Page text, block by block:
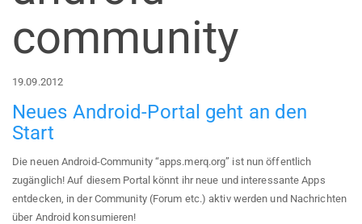
community
19.09.2012
Neues Android-Portal geht an den
Start
Die neuen Android-Community “apps.merq.org” ist nun öffentlich
zugänglich! Auf diesem Portal könnt ihr neue und interessante Apps
entdecken, in der Community (Forum etc.) aktiv werden und Nachrichten
über Android konsumieren!